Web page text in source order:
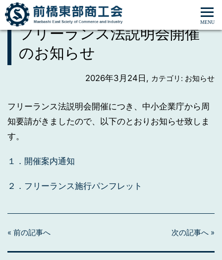
ホーム
フリーランス法説明会開催
のお知らせ
2026年3月24日, カテゴリ: お知らせ
フリーランス法説明会開催につき、中小企業庁から周
知要請がきましたので、以下のとおりお知らせ致しま
す。
１．開催案内通知
２．フリーランス施行パンフレット
投
稿
« 前の記事へ 次の記事へ »